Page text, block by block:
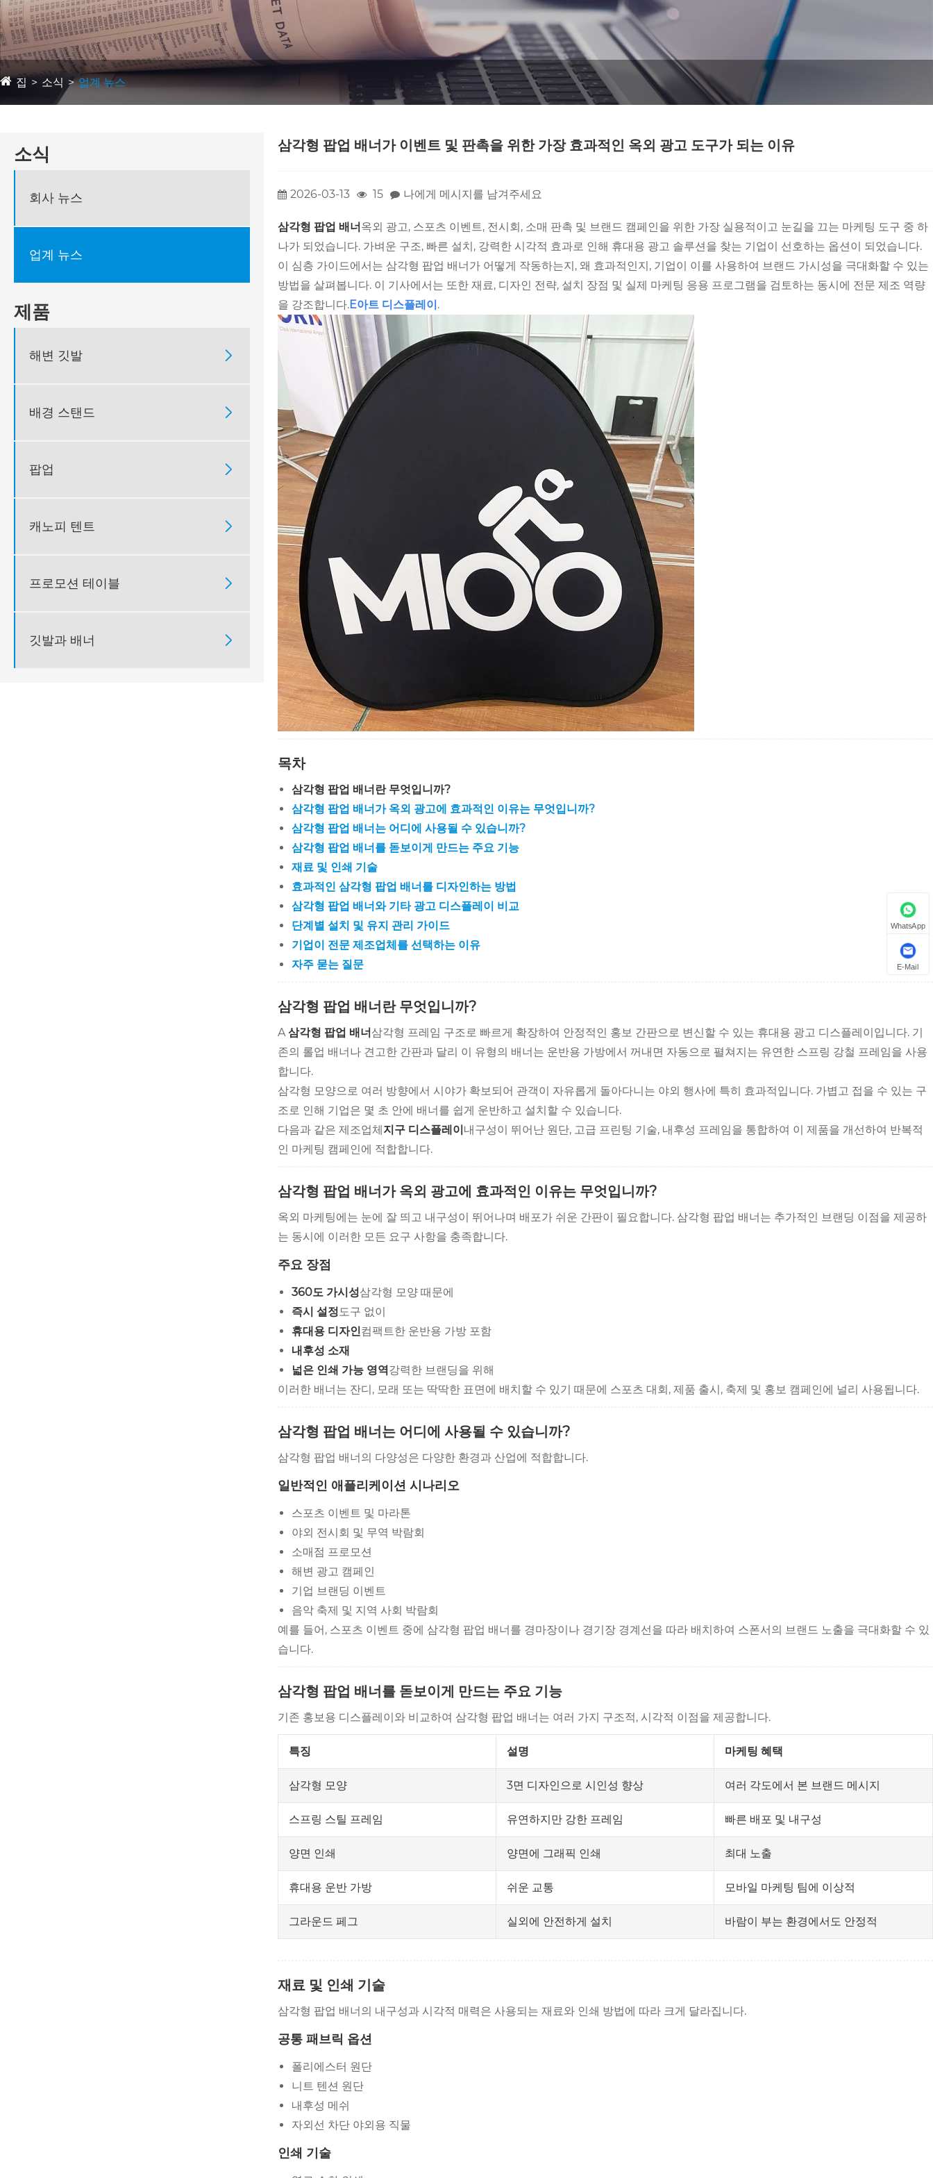
집 소식 업계 뉴스
소식
회사 뉴스
업계 뉴스
제품
해변 깃발 
배경 스탠드 
팝업 
캐노피 텐트 
프로모션 테이블 
깃발과 배너 
삼각형 팝업 배너가 이벤트 및 판촉을 위한 가장 효과적인 옥외 광고 도구가 되는 이유
2026-03-13 15 나에게 메시지를 남겨주세요
삼각형 팝업 배너옥외 광고, 스포츠 이벤트, 전시회, 소매 판촉 및 브랜드 캠페인을 위한 가장 실용적이고 눈길을 끄는 마케팅 도구 중 하
나가 되었습니다. 가벼운 구조, 빠른 설치, 강력한 시각적 효과로 인해 휴대용 광고 솔루션을 찾는 기업이 선호하는 옵션이 되었습니다.
이 심층 가이드에서는 삼각형 팝업 배너가 어떻게 작동하는지, 왜 효과적인지, 기업이 이를 사용하여 브랜드 가시성을 극대화할 수 있는
방법을 살펴봅니다. 이 기사에서는 또한 재료, 디자인 전략, 설치 장점 및 실제 마케팅 응용 프로그램을 검토하는 동시에 전문 제조 역량
을 강조합니다.E아트 디스플레이.
목차
삼각형 팝업 배너란 무엇입니까?
삼각형 팝업 배너가 옥외 광고에 효과적인 이유는 무엇입니까?
삼각형 팝업 배너는 어디에 사용될 수 있습니까?
삼각형 팝업 배너를 돋보이게 만드는 주요 기능
재료 및 인쇄 기술
효과적인 삼각형 팝업 배너를 디자인하는 방법
삼각형 팝업 배너와 기타 광고 디스플레이 비교
단계별 설치 및 유지 관리 가이드
기업이 전문 제조업체를 선택하는 이유
자주 묻는 질문
삼각형 팝업 배너란 무엇입니까?
A삼각형 팝업 배너삼각형 프레임 구조로 빠르게 확장하여 안정적인 홍보 간판으로 변신할 수 있는 휴대용 광고 디스플레이입니다. 기
존의 롤업 배너나 견고한 간판과 달리 이 유형의 배너는 운반용 가방에서 꺼내면 자동으로 펼쳐지는 유연한 스프링 강철 프레임을 사용
합니다.
삼각형 모양으로 여러 방향에서 시야가 확보되어 관객이 자유롭게 돌아다니는 야외 행사에 특히 효과적입니다. 가볍고 접을 수 있는 구
조로 인해 기업은 몇 초 안에 배너를 쉽게 운반하고 설치할 수 있습니다.
다음과 같은 제조업체지구 디스플레이내구성이 뛰어난 원단, 고급 프린팅 기술, 내후성 프레임을 통합하여 이 제품을 개선하여 반복적
인 마케팅 캠페인에 적합합니다.
삼각형 팝업 배너가 옥외 광고에 효과적인 이유는 무엇입니까?
옥외 마케팅에는 눈에 잘 띄고 내구성이 뛰어나며 배포가 쉬운 간판이 필요합니다. 삼각형 팝업 배너는 추가적인 브랜딩 이점을 제공하
는 동시에 이러한 모든 요구 사항을 충족합니다.
주요 장점
360도 가시성삼각형 모양 때문에
즉시 설정도구 없이
휴대용 디자인컴팩트한 운반용 가방 포함
내후성 소재
넓은 인쇄 가능 영역강력한 브랜딩을 위해
이러한 배너는 잔디, 모래 또는 딱딱한 표면에 배치할 수 있기 때문에 스포츠 대회, 제품 출시, 축제 및 홍보 캠페인에 널리 사용됩니다.
삼각형 팝업 배너는 어디에 사용될 수 있습니까?
삼각형 팝업 배너의 다양성은 다양한 환경과 산업에 적합합니다.
일반적인 애플리케이션 시나리오
스포츠 이벤트 및 마라톤
야외 전시회 및 무역 박람회
소매점 프로모션
해변 광고 캠페인
기업 브랜딩 이벤트
음악 축제 및 지역 사회 박람회
예를 들어, 스포츠 이벤트 중에 삼각형 팝업 배너를 경마장이나 경기장 경계선을 따라 배치하여 스폰서의 브랜드 노출을 극대화할 수 있
습니다.
삼각형 팝업 배너를 돋보이게 만드는 주요 기능
기존 홍보용 디스플레이와 비교하여 삼각형 팝업 배너는 여러 가지 구조적, 시각적 이점을 제공합니다.
특징 설명 마케팅 혜택
삼각형 모양 3면 디자인으로 시인성 향상 여러 각도에서 본 브랜드 메시지
스프링 스틸 프레임 유연하지만 강한 프레임 빠른 배포 및 내구성
양면 인쇄 양면에 그래픽 인쇄 최대 노출
휴대용 운반 가방 쉬운 교통 모바일 마케팅 팀에 이상적
그라운드 페그 실외에 안전하게 설치 바람이 부는 환경에서도 안정적
재료 및 인쇄 기술
삼각형 팝업 배너의 내구성과 시각적 매력은 사용되는 재료와 인쇄 방법에 따라 크게 달라집니다.
공통 패브릭 옵션
폴리에스터 원단
니트 텐션 원단
내후성 메쉬
자외선 차단 야외용 직물
인쇄 기술
WhatsApp
E-Mail